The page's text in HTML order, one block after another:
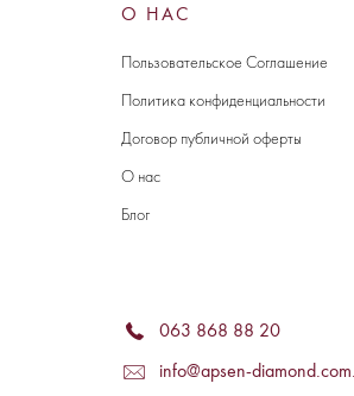
О НАС
Пользовательское Соглашение
Политика конфиденциальности
Договор публичной оферты
О нас
Блог
063 868 88 20
info@apsen-